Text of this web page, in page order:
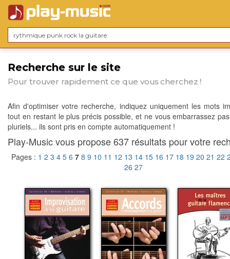
Recherche sur le site
Pour trouver rapidement ce que vous cherchez !
Afin d'optimiser votre recherche, indiquez uniquement les mots
tout en restant le plus précis possible, et ne vous embarrassez
pluriels... ils sont pris en compte automatiquement !
Play-Music vous propose 637 résultats pour votre
Pages : 1 2 3 4 5 6 7 8 9 10 11 12 13 14 15 16 17 18 19 20 21 22
26 27